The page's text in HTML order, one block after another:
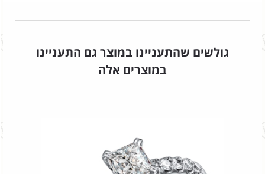
גולשים שהתעניינו במוצר גם התעניינו
במוצרים אלה